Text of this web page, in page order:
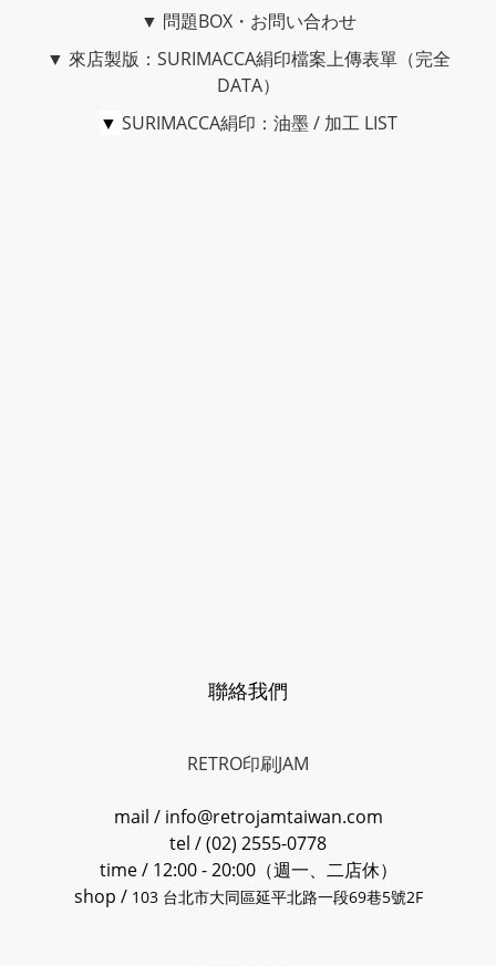
▼ 問題BOX・お問い合わせ
▼ 來店製版：SURIMACCA絹印檔案上傳表單（完全
DATA）
▼ SURIMACCA絹印：油墨 / 加工 LIST
聯絡我們
RETRO印刷JAM
mail / info@retrojamtaiwan.com
tel / (02) 2555-0778
time / 12:00 - 20:00（週一、二店休）
shop / 103 台北市大同區延平北路一段69巷5號2F